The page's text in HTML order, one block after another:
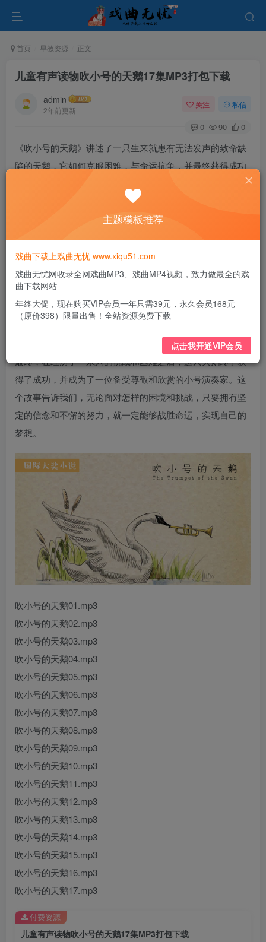
首页 早教资源 正文
儿童有声读物吹小号的天鹅17集MP3打包下载
admin
2年前更新
关注 私信
0 90 0
《吹小号的天鹅》讲述了一只生来就患有无法发声的致命缺
陷的天鹅，它如何克服困难，与命运抗争，并最终获得成功
天鹅的生活注定充满了挑战，因为它无法像其他天鹅那样发
独特之处，并发现了自己的天赋。它学会了吹奏小号，并通
最终，在经历了一系列的挑战和困难之后，这只天鹅终于获
得了成功，并成为了一位备受尊敬和欣赏的小号演奏家。这
个故事告诉我们，无论面对怎样的困境和挑战，只要拥有坚
定的信念和不懈的努力，就一定能够战胜命运，实现自己的
梦想。
吹小号的天鹅01.mp3
吹小号的天鹅02.mp3
吹小号的天鹅03.mp3
吹小号的天鹅04.mp3
吹小号的天鹅05.mp3
吹小号的天鹅06.mp3
吹小号的天鹅07.mp3
吹小号的天鹅08.mp3
吹小号的天鹅09.mp3
吹小号的天鹅10.mp3
吹小号的天鹅11.mp3
吹小号的天鹅12.mp3
吹小号的天鹅13.mp3
吹小号的天鹅14.mp3
吹小号的天鹅15.mp3
吹小号的天鹅16.mp3
吹小号的天鹅17.mp3
儿童有声读物吹小号的天鹅17集MP3打包下载
付费资源
主题模板推荐
戏曲下载上戏曲无忧 www.xiqu51.com
戏曲无忧网收录全网戏曲MP3、戏曲MP4视频，致力做最全的戏
曲下载网站
年终大促，现在购买VIP会员一年只需39元，永久会员168元
（原价398）限量出售！全站资源免费下载
点击我开通VIP会员